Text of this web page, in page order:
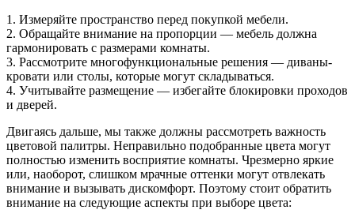
1. Измеряйте пространство перед покупкой мебели.
2. Обращайте внимание на пропорции — мебель должна
гармонировать с размерами комнаты.
3. Рассмотрите многофункциональные решения — диваны-
кровати или столы, которые могут складываться.
4. Учитывайте размещение — избегайте блокировки проходов
и дверей.
Двигаясь дальше, мы также должны рассмотреть важность
цветовой палитры. Неправильно подобранные цвета могут
полностью изменить восприятие комнаты. Чрезмерно яркие
или, наоборот, слишком мрачные оттенки могут отвлекать
внимание и вызывать дискомфорт. Поэтому стоит обратить
внимание на следующие аспекты при выборе цвета: